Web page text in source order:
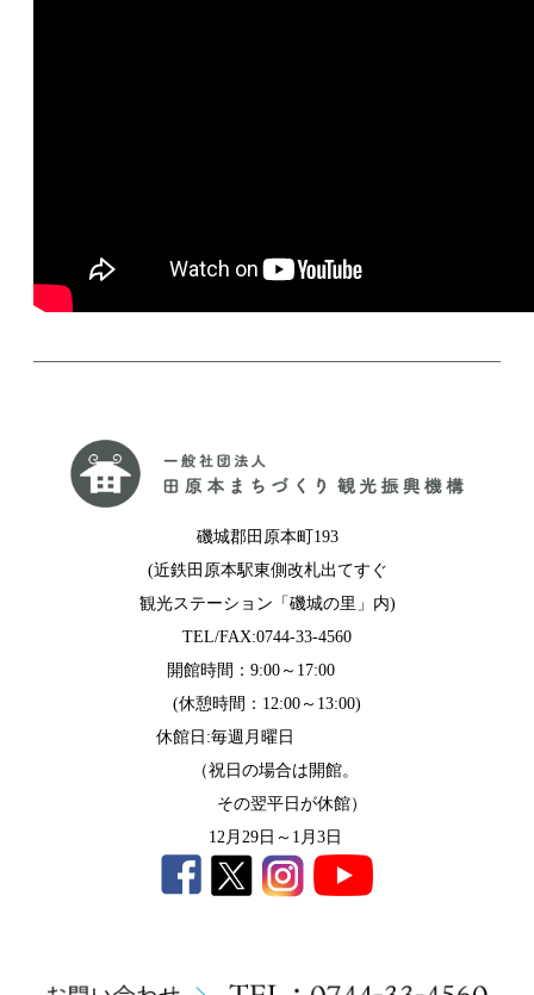
磯城郡田原本町193
(近鉄田原本駅東側改札出てすぐ
観光ステーション「磯城の里」内)
TEL/FAX:0744-33-4560
開館時間：9:00～17:00
(休憩時間：12:00～13:00)
休館日:毎週月曜日
（祝日の場合は開館。
その翌平日が休館）
12月29日～1月3日